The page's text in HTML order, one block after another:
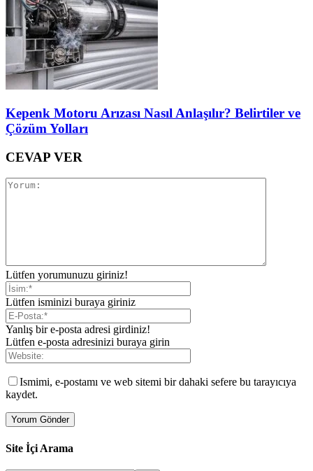
Kepenk Motoru Arızası Nasıl Anlaşılır? Belirtiler ve
Çözüm Yolları
CEVAP VER
Lütfen yorumunuzu giriniz!
Lütfen isminizi buraya giriniz
Yanlış bir e-posta adresi girdiniz!
Lütfen e-posta adresinizi buraya girin
Ismimi, e-postamı ve web sitemi bir dahaki sefere bu tarayıcıya
kaydet.
Site İçi Arama